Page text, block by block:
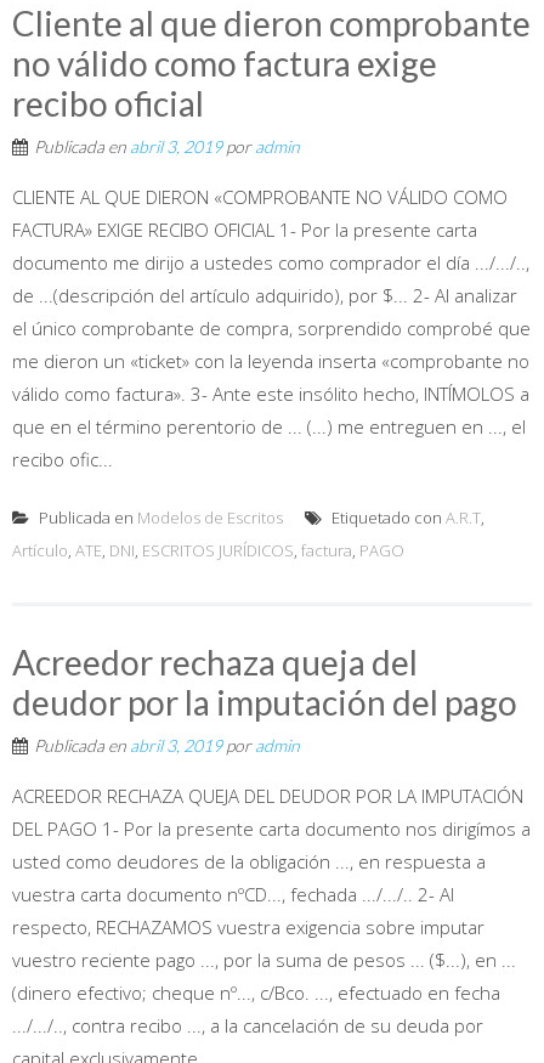
Cliente al que dieron comprobante
no válido como factura exige
recibo oficial
Publicada en abril 3, 2019poradmin
CLIENTE AL QUE DIERON «COMPROBANTE NO VÁLIDO COMO
FACTURA» EXIGE RECIBO OFICIAL 1- Por la presente carta
documento me dirijo a ustedes como comprador el día .../.../..,
de ...(descripción del artículo adquirido), por $... 2- Al analizar
el único comprobante de compra, sorprendido comprobé que
me dieron un «ticket» con la leyenda inserta «comprobante no
válido como factura». 3- Ante este insólito hecho, INTÍMOLOS a
que en el término perentorio de ... (...) me entreguen en ..., el
recibo ofic...
Publicada en Modelos de Escritos Etiquetado con A.R.T,
Artículo, ATE, DNI, ESCRITOS JURÍDICOS, factura, PAGO
Acreedor rechaza queja del
deudor por la imputación del pago
Publicada en abril 3, 2019poradmin
ACREEDOR RECHAZA QUEJA DEL DEUDOR POR LA IMPUTACIÓN
DEL PAGO 1- Por la presente carta documento nos dirigímos a
usted como deudores de la obligación ..., en respuesta a
vuestra carta documento nºCD..., fechada .../.../.. 2- Al
respecto, RECHAZAMOS vuestra exigencia sobre imputar
vuestro reciente pago ..., por la suma de pesos ... ($...), en ...
(dinero efectivo; cheque nº..., c/Bco. ..., efectuado en fecha
.../.../.., contra recibo ..., a la cancelación de su deuda por
capital exclusivamente...